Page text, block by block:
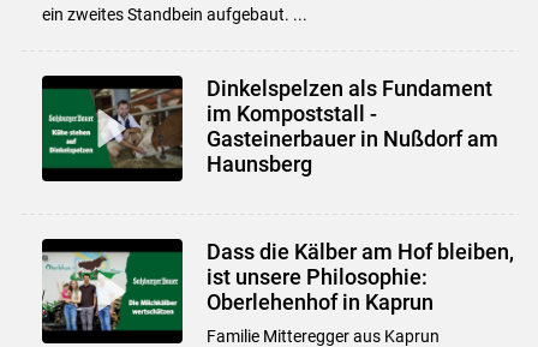
ein zweites Standbein aufgebaut. ...
Dinkelspelzen als Fundament
im Kompoststall -
Gasteinerbauer in Nußdorf am
Haunsberg
Dass die Kälber am Hof bleiben,
ist unsere Philosophie:
Oberlehenhof in Kaprun
Familie Mitteregger aus Kaprun